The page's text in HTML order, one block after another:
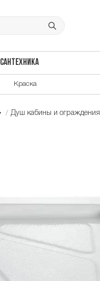
САНТЕХНИКА
Краска
Душ кабины и ограждения